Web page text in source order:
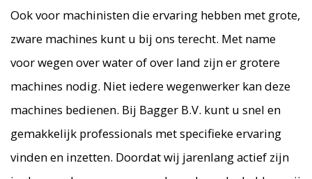
Ook voor machinisten die ervaring hebben met grote,
zware machines kunt u bij ons terecht. Met name
voor wegen over water of over land zijn er grotere
machines nodig. Niet iedere wegenwerker kan deze
machines bedienen. Bij Bagger B.V. kunt u snel en
gemakkelijk professionals met specifieke ervaring
vinden en inzetten. Doordat wij jarenlang actief zijn